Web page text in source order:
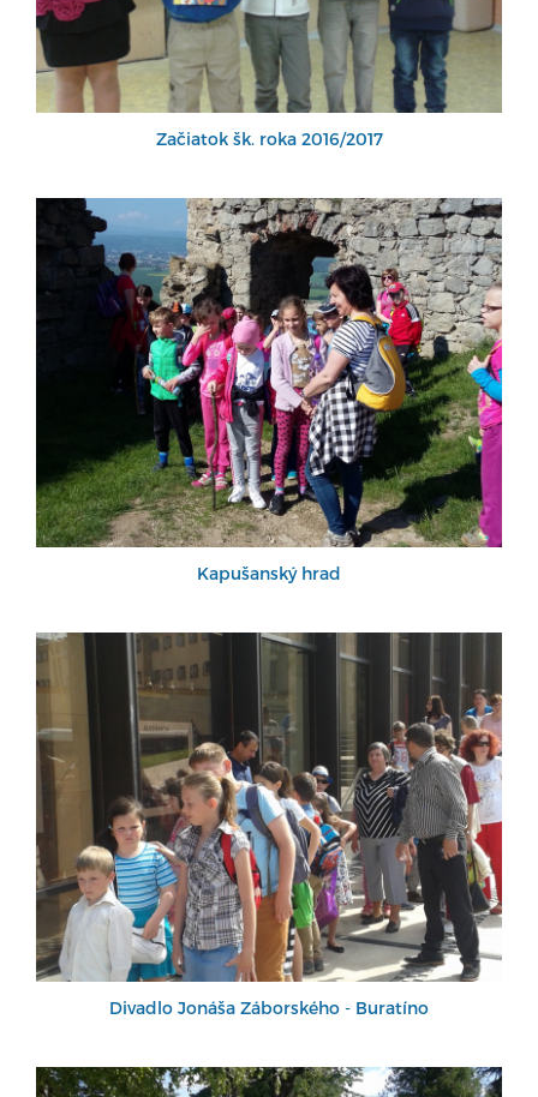
Začiatok šk. roka 2016/2017
Kapušanský hrad
Divadlo Jonáša Záborského - Buratíno